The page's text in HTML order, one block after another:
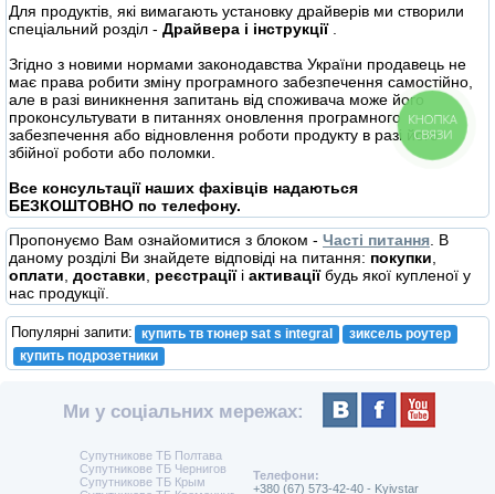
Для продуктів, які вимагають установку драйверів ми створили
спеціальний розділ - Драйвера і інструкції
Згідно з новими нормами законодавства України продавець не
має права робити зміну програмного забезпечення самостійно,
але в разі виникнення запитань від споживача може його
проконсультувати в питаннях оновлення програмного
забезпечення або відновлення роботи продукту в разі його
збійної роботи або поломки.
Все консультації наших фахівців надаються
БЕЗКОШТОВНО по телефону.
Пропонуємо Вам ознайомитися з блоком - Часті питання. В
даному розділі Ви знайдете відповіді на питання: покупки,
оплати, доставки, реєстрації і активаціїбудь якої купленої у
нас продукції.
Популярні запити: купить тв тюнер sat s integral
зиксель роутер
купить подрозетники
Ми у соціальних мережах:
Супутникове ТБ Полтава
Супутникове ТБ Чернигов
Супутникове ТБ Крым
Телефони:
+380 (67) 573-42-40 - Kyivstar
КНОПКА
СВЯЗИ